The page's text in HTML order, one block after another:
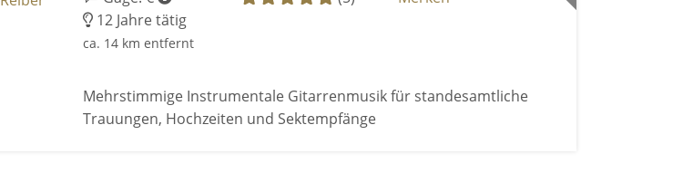
12 Jahre tätig
ca. 14 km entfernt
Mehrstimmige Instrumentale Gitarrenmusik für standesamtliche
Trauungen, Hochzeiten und Sektempfänge